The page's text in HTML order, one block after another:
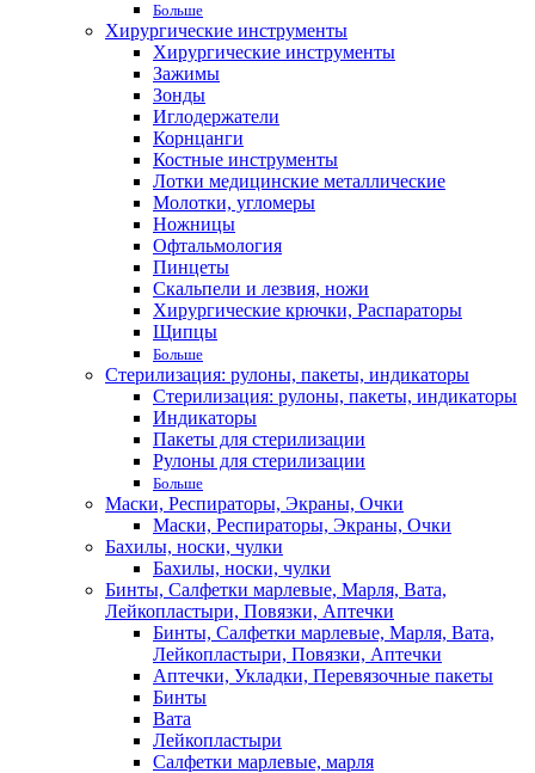
Больше
Хирургические инструменты
Хирургические инструменты
Зажимы
Зонды
Иглодержатели
Корнцанги
Костные инструменты
Лотки медицинские металлические
Молотки, угломеры
Ножницы
Офтальмология
Пинцеты
Скальпели и лезвия, ножи
Хирургические крючки, Распараторы
Щипцы
Больше
Стерилизация: рулоны, пакеты, индикаторы
Стерилизация: рулоны, пакеты, индикаторы
Индикаторы
Пакеты для стерилизации
Рулоны для стерилизации
Больше
Маски, Респираторы, Экраны, Очки
Маски, Респираторы, Экраны, Очки
Бахилы, носки, чулки
Бахилы, носки, чулки
Бинты, Салфетки марлевые, Марля, Вата,
Лейкопластыри, Повязки, Аптечки
Бинты, Салфетки марлевые, Марля, Вата,
Лейкопластыри, Повязки, Аптечки
Аптечки, Укладки, Перевязочные пакеты
Бинты
Вата
Лейкопластыри
Салфетки марлевые, марля